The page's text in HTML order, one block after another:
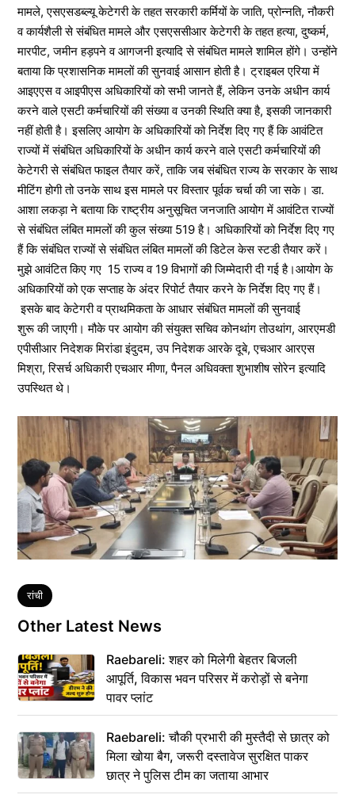
मामले, एसएसडब्ल्यू केटेगरी के तहत सरकारी कर्मियों के जाति, प्रोन्नति, नौकरी
व कार्यशैली से संबंधित मामले और एसएससीआर केटेगरी के तहत हत्या, दुष्कर्म,
मारपीट, जमीन हड़पने व आगजनी इत्यादि से संबंधित मामले शामिल होंगे। उन्होंने
बताया कि प्रशासनिक मामलों की सुनवाई आसान होती है। ट्राइबल एरिया में
आइएएस व आइपीएस अधिकारियों को सभी जानते हैं, लेकिन उनके अधीन कार्य
करने वाले एसटी कर्मचारियों की संख्या व उनकी स्थिति क्या है, इसकी जानकारी
नहीं होती है। इसलिए आयोग के अधिकारियों को निर्देश दिए गए हैं कि आवंटित
राज्यों में संबंधित अधिकारियों के अधीन कार्य करने वाले एसटी कर्मचारियों की
केटेगरी से संबंधित फाइल तैयार करें, ताकि जब संबंधित राज्य के सरकार के साथ
मीटिंग होगी तो उनके साथ इस मामले पर विस्तार पूर्वक चर्चा की जा सके। डा.
आशा लकड़ा ने बताया कि राष्ट्रीय अनुसूचित जनजाति आयोग में आवंटित राज्यों
से संबंधित लंबित मामलों की कुल संख्या 519 है। अधिकारियों को निर्देश दिए गए
हैं कि संबंधित राज्यों से संबंधित लंबित मामलों की डिटेल केस स्टडी तैयार करें।
मुझे आवंटित किए गए 15 राज्य व 19 विभागों की जिम्मेदारी दी गई है।आयोग के
अधिकारियों को एक सप्ताह के अंदर रिपोर्ट तैयार करने के निर्देश दिए गए हैं।
इसके बाद केटेगरी व प्राथमिकता के आधार संबंधित मामलों की सुनवाई
शुरू की जाएगी। मौके पर आयोग की संयुक्त सचिव कोनथांग तोउथांग, आरएमडी
एपीसीआर निदेशक मिरांडा इंदुदम, उप निदेशक आरके दूबे, एचआर आरएस
मिश्रा, रिसर्च अधिकारी एचआर मीणा, पैनल अधिवक्ता शुभाशीष सोरेन इत्यादि
उपस्थित थे।
Tags
रांची
Other Latest News
Raebareli: शहर को मिलेगी बेहतर बिजली
आपूर्ति, विकास भवन परिसर में करोड़ों से बनेगा
पावर प्लांट
Raebareli: चौकी प्रभारी की मुस्तैदी से छात्र को
मिला खोया बैग, जरूरी दस्तावेज सुरक्षित पाकर
छात्र ने पुलिस टीम का जताया आभार